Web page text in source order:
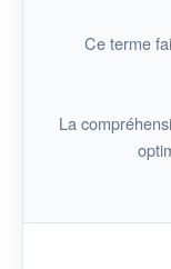
Ce terme
La